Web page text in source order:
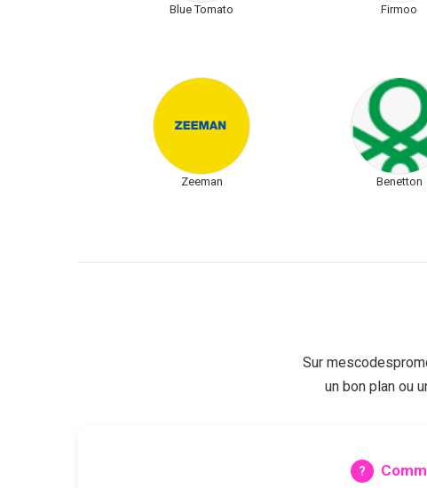
Blue Tomato Firmoo
Zeeman Benetton
Sur
un bon plan ou